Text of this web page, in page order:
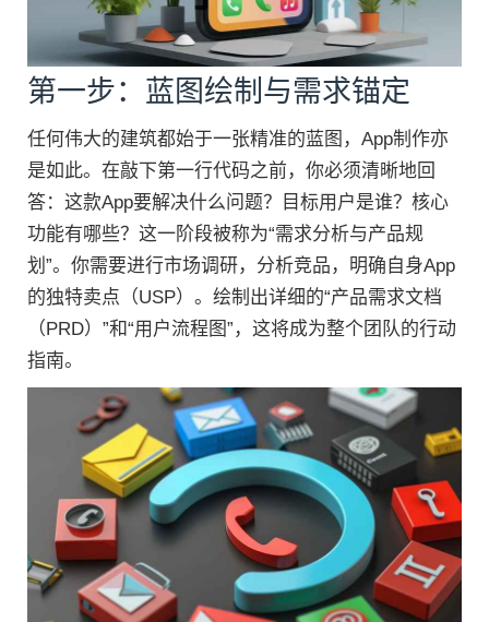
第一步：蓝图绘制与需求锚定
任何伟大的建筑都始于一张精准的蓝图，App制作亦
是如此。在敲下第一行代码之前，你必须清晰地回
答：这款App要解决什么问题？目标用户是谁？核心
功能有哪些？这一阶段被称为“需求分析与产品规
划”。你需要进行市场调研，分析竞品，明确自身App
的独特卖点（USP）。绘制出详细的“产品需求文档
（PRD）”和“用户流程图”，这将成为整个团队的行动
指南。